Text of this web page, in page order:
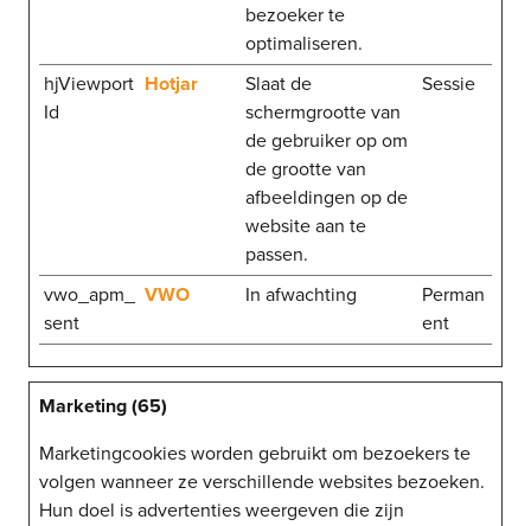
bezoeker te
optimaliseren.
hjViewport
Id
Hotjar
Slaat de
schermgrootte van
de gebruiker op om
de grootte van
afbeeldingen op de
website aan te
passen.
Sessie
vwo_apm_
sent
VWO In afwachting
Perman
ent
Marketing (65)
Marketingcookies worden gebruikt om bezoekers te
volgen wanneer ze verschillende websites bezoeken.
Hun doel is advertenties weergeven die zijn